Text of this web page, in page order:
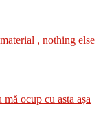
, nothing else
ocup cu asta așa